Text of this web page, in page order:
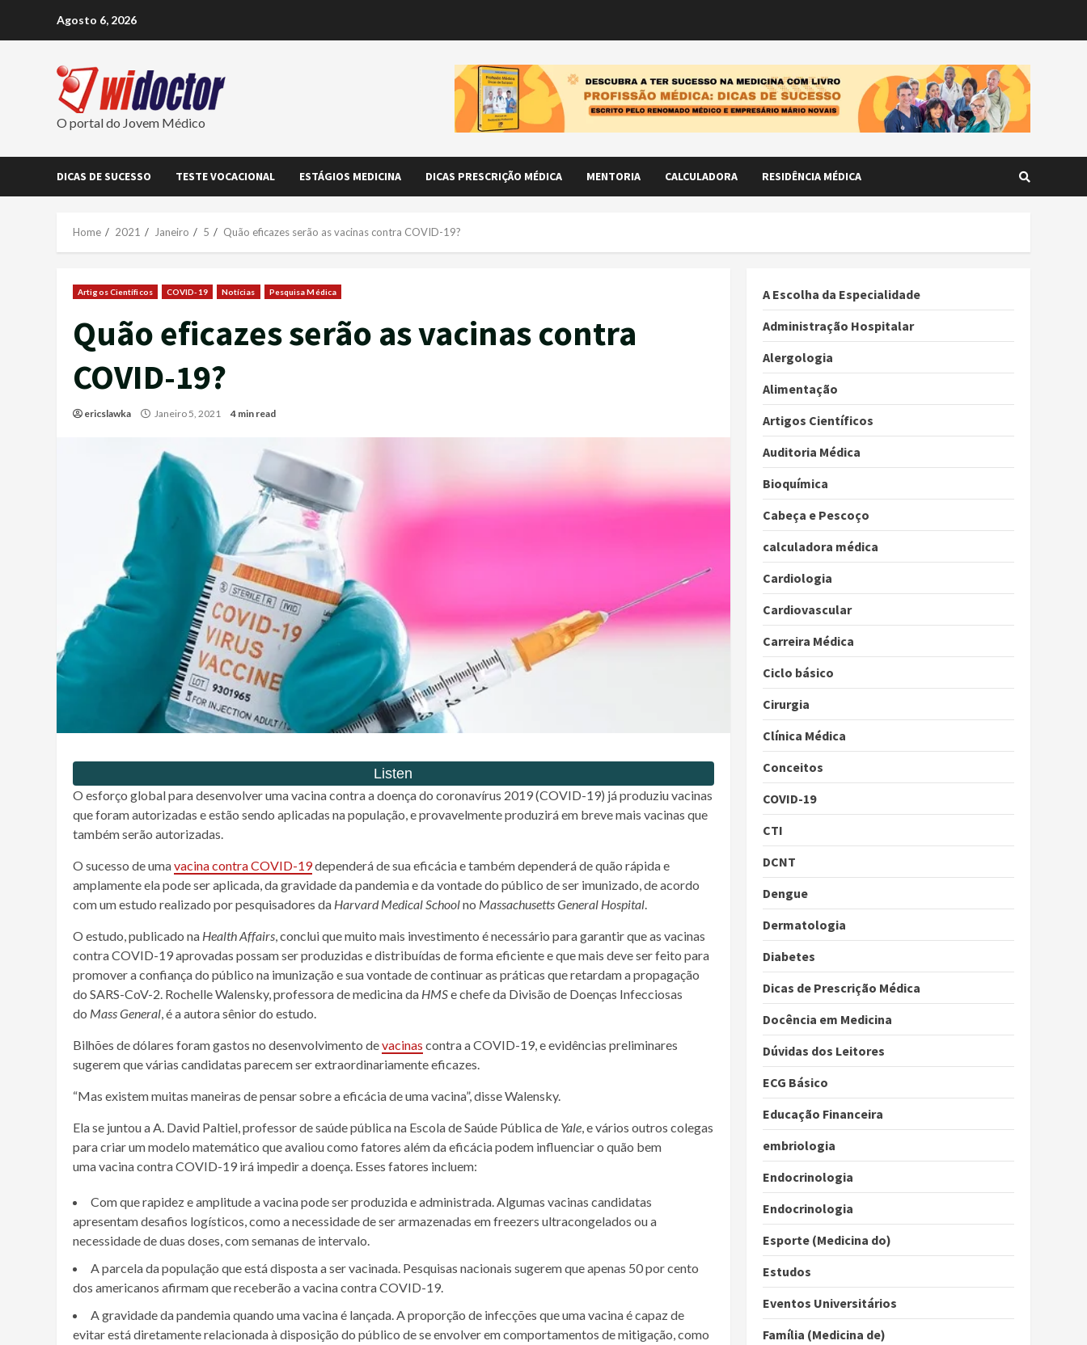
Agosto 6, 2026
O portal do Jovem Médico
DICAS DE SUCESSO TESTE VOCACIONAL ESTÁGIOS MEDICINA DICAS PRESCRIÇÃO MÉDICA MENTORIA CALCULADORA RESIDÊNCIA MÉDICA
Home 2021 Janeiro 5 Quão eficazes serão as vacinas contra COVID-19?
Artigos Científicos COVID-19 Notícias Pesquisa Médica
Quão eficazes serão as vacinas contra
COVID-19?
ericslawka Janeiro 5, 2021 4 min read
O esforço global para desenvolver umavacinacontra a doença do coronavírus 2019 (COVID-19) já produziu vacinas
que foram autorizadas e estão sendo aplicadas na população, e provavelmente produzirá em breve mais vacinas que
também serão autorizadas.
O sucesso de umavacinacontra COVID-19dependerá de sua eficácia e também dependerá de quão rápida e
amplamente ela pode ser aplicada, da gravidade dapandemiae da vontade do público de ser imunizado, de acordo
com um estudo realizado por pesquisadores da Harvard Medical Schoolno Massachusetts General Hospital.
O estudo, publicado na Health Affairs, conclui que muito mais investimento é necessário para garantir que as vacinas
contra COVID-19 aprovadas possam ser produzidas e distribuídas de forma eficiente e que mais deve ser feito para
promover a confiança do público na imunização e sua vontade de continuar as práticas que retardam a propagação
do SARS-CoV-2. Rochelle Walensky, professora de medicina da HMSe chefe da Divisão de Doenças Infecciosas
do Mass General, é a autorasêniordo estudo.
Bilhões de dólares foram gastos no desenvolvimento devacinas contra a COVID-19, e evidências preliminares
sugerem que várias candidatas parecem ser extraordinariamente eficazes.
“Mas existem muitas maneiras de pensar sobre a eficácia de uma vacina”, disse Walensky.
Ela se juntou a A. David Paltiel, professor desaúdepública na Escola deSaúde Pública de Yale, e vários outros colegas
para criar um modelo matemático que avaliou como fatores além da eficácia podem influenciar o quão bem
umavacinacontra COVID-19 irá impedir a doença. Esses fatores incluem:
Com que rapidez e amplitude avacinapode ser produzida e administrada. Algumas vacinas candidatas
apresentam desafios logísticos, como a necessidade de ser armazenadas em freezers ultracongelados ou a
necessidade de duas doses, com semanas de intervalo.
A parcela da população que está disposta a ser vacinada. Pesquisas nacionais sugerem que apenas 50 por cento
dos americanos afirmam que receberão avacinacontra COVID-19.
A gravidade dapandemiaquando umavacinaé lançada. A proporção de infecções que umavacinaé capaz de
evitar está diretamente relacionada à disposição do público de se envolver em comportamentos de mitigação, como
A Escolha da Especialidade
Administração Hospitalar
Alergologia
Alimentação
Artigos Científicos
Auditoria Médica
Bioquímica
Cabeça e Pescoço
calculadora médica
Cardiologia
Cardiovascular
Carreira Médica
Ciclo básico
Cirurgia
Clínica Médica
Conceitos
COVID-19
CTI
DCNT
Dengue
Dermatologia
Diabetes
Dicas de Prescrição Médica
Docência em Medicina
Dúvidas dos Leitores
ECG Básico
Educação Financeira
embriologia
Endocrinologia
Endocrinologia
Esporte (Medicina do)
Estudos
Eventos Universitários
Família (Medicina de)